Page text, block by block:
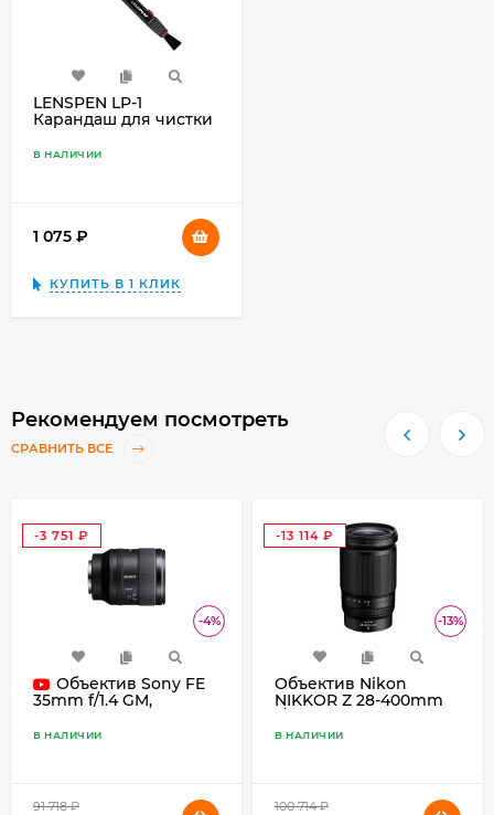
LENSPEN LP-1
Карандаш для чистки
В НАЛИЧИИ
1 075
КУПИТЬ В 1 КЛИК
Рекомендуем посмотреть
СРАВНИТЬ ВСЕ
-4%
-3 751
Объектив Sony FE
35mm f/1.4 GM,
В НАЛИЧИИ
91 718
-13%
-13 114
Объектив Nikon
NIKKOR Z 28-400mm
В НАЛИЧИИ
100 714